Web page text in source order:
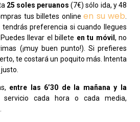
25 soles peruanos(7€) sólo ida, y 48
tus billetes onlineen su web
preferencia si cuando llegues
llevar el billete en tu móvil , no
(¡muy buen punto!). Si prefieres
te costará un poquito más. Intenta
entre las 6’30 de la mañana y la
servicio cada hora o cada media,